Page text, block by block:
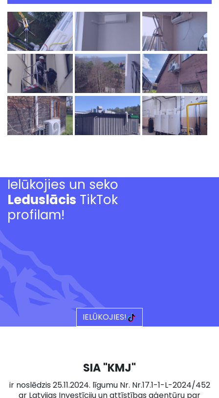
Ielūkojies un seko
Leduslācis TikTok
profilam!
IELŪKOJIES!
SIA "KMJ"
ir noslēdzis 25.11.2024. līgumu Nr. Nr.17.1-1-L-2024/452
ar Latvijas Investīciju un attīstības aģentūru par